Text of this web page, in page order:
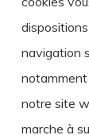
navigation
notamment
notre site
marche à